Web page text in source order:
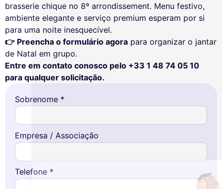
Este site utiliza
cookies
Utilizamos cookies e os seus dados
de navegação, medir a nossa audiência e personalizar os anúncios
publicitários que lhe são apresentados. Pode aceitar, rejeitar ou
gerir as suas preferências a qualquer momento.
brasserie chique no 8º arrondissement. Menu festivo,
ambiente elegante e serviço premium esperam por si
para uma noite inesquecível.
👉 Preencha o formulário agora para organizar o jantar
de Natal em grupo.
Entre em contato conosco pelo +33 1 48 74 05 10
para qualquer solicitação.
Sobrenome *
Empresa / Associação
Telefone *